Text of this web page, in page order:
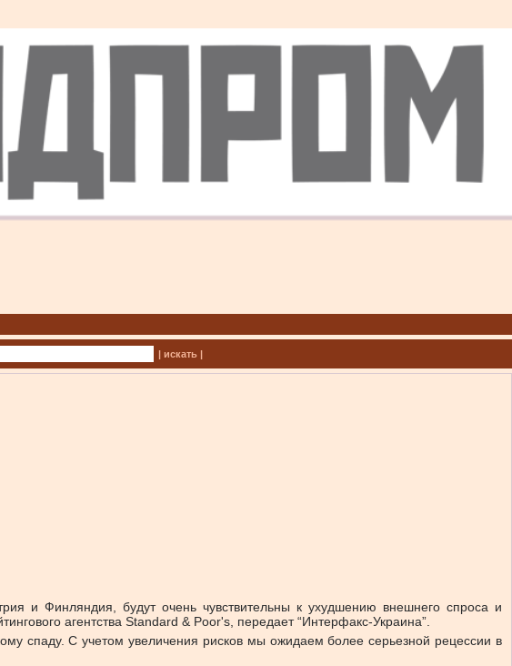
| искать |
и Финляндия, будут очень чувствительны к ухудшению внешнего спроса и
агентства Standard & Poor's, передает “Интерфакс-Украина”.
спаду. С учетом увеличения рисков мы ожидаем более серьезной рецессии в